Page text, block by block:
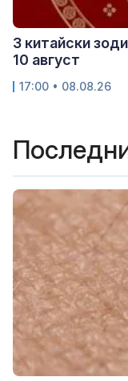
3 китайски
10 август
17:00 • 08.08.26